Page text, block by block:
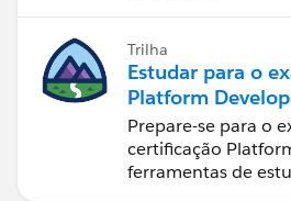
Trilha
Estudar para o
Platform
Prepare-se para o
certificação
ferramentas de